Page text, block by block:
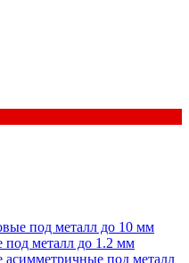
под металл до 10 мм
под металл до 1.2 мм
асимметричные под металл